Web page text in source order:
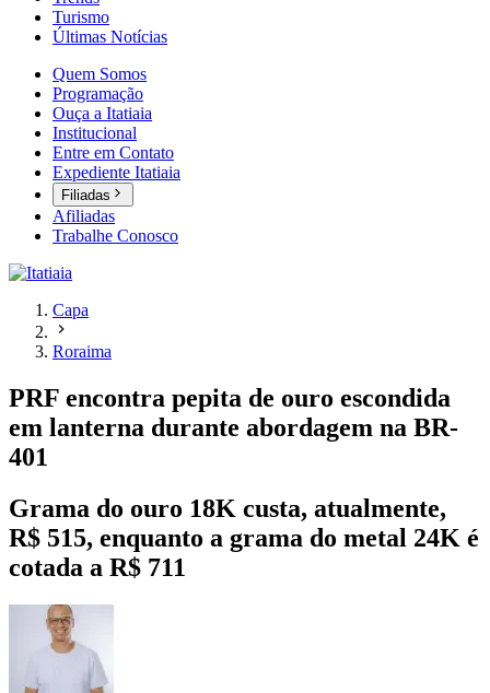
Turismo
Últimas Notícias
Quem Somos
Programação
Ouça a Itatiaia
Institucional
Entre em Contato
Expediente Itatiaia
Filiadas
Afiliadas
Trabalhe Conosco
Capa
Roraima
PRF encontra pepita de ouro escondida
em lanterna durante abordagem na BR-
401
Grama do ouro 18K custa, atualmente,
R$ 515, enquanto a grama do metal 24K é
cotada a R$ 711